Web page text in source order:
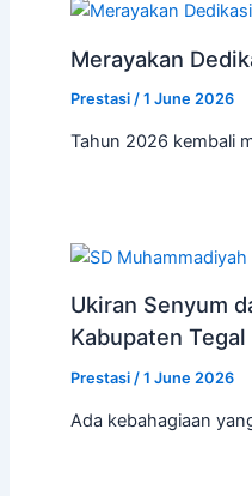
Merayakan
Prestasi/ 1 June 2026
Tahun 2026 kembali
Ukiran Senyum
Kabupaten Tegal
Prestasi/ 1 June 2026
Ada kebahagiaan